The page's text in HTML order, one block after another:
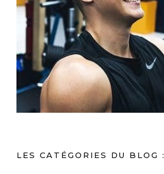
LES CATÉGORIES DU BLOG :